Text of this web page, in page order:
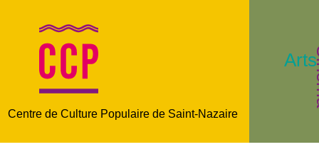
Centre de Culture Populaire de Saint-Nazaire